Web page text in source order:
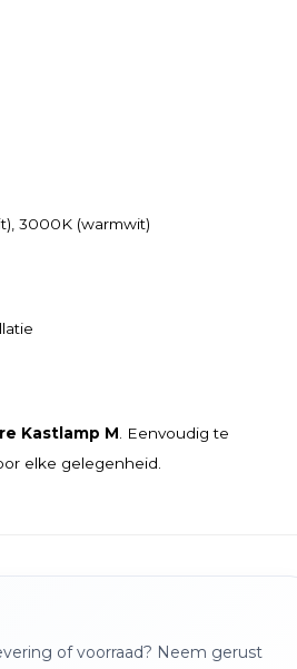
3000K (warmwit)
Kastlamp M . Eenvoudig te
elke gelegenheid.
of voorraad? Neem gerust